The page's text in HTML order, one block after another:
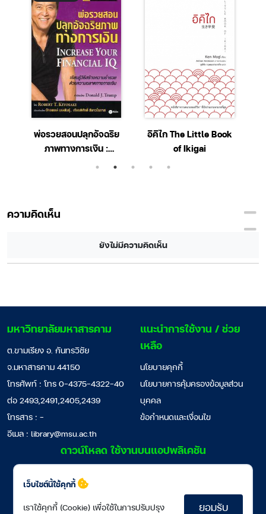
พ่อรวยสอนปลุกอัจฉริย
ภาพทางการเงิน :
Increase Your
อิคิไก The Little Book
of Ikigai
ความคิดเห็น
ยังไม่มีความคิดเห็น
เว็บไซต์นี้ใช้คุกกี้
เราใช้คุกกี้ (Cookie) เพื่อใช้ในการปรับปรุง ยอมรับ
มหาวิทยาลัยมหาสารคาม
ต.ขามเรียง อ. กันทรวิชัย
จ.มหาสารคาม 44150
โทรศัพท์ : โทร 0-4375-4322-40
ต่อ 2493,2491,2405,2439
โทรสาร : -
อีเมล : library@msu.ac.th
แนะนำการใช้งาน / ช่วย
เหลือ
นโยบายคุกกี้
นโยบายการคุ้มครองข้อมูลส่วน
บุคคล
ข้อกำหนดและเงื่อนไข
ดาวน์โหลด ใช้งานบนแอปพลิเคชัน